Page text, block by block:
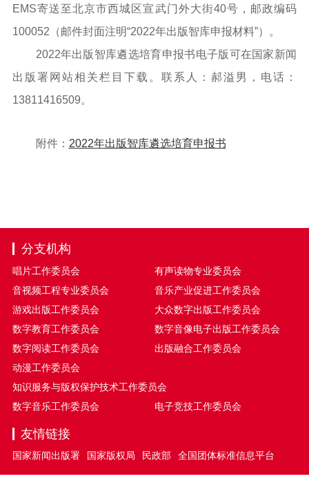
EMS寄送至北京市西城区宣武门外大街40号，邮政编码
100052（邮件封面注明“2022年出版智库申报材料”）。
2022年出版智库遴选培育申报书电子版可在国家新闻
出版署网站相关栏目下载。联系人：郝溢男，电话：
13811416509。
附件： 2022年出版智库遴选培育申报书
分支机构
唱片工作委员会
有声读物专业委员会
音视频工程专业委员会
音乐产业促进工作委员会
游戏出版工作委员会
大众数字出版工作委员会
数字教育工作委员会
数字音像电子出版工作委员会
数字阅读工作委员会
出版融合工作委员会
动漫工作委员会
知识服务与版权保护技术工作委员会
数字音乐工作委员会
电子竞技工作委员会
友情链接
国家新闻出版署 国家版权局 民政部 全国团体标准信息平台